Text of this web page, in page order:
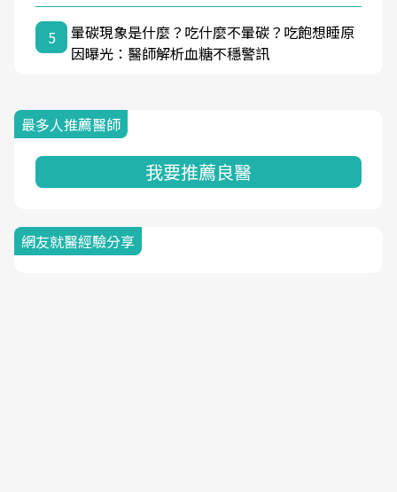
5
暈碳現象是什麼？吃什麼不暈碳？吃飽想睡原
因曝光：醫師解析血糖不穩警訊
最多人推薦醫師
我要推薦良醫
網友就醫經驗分享